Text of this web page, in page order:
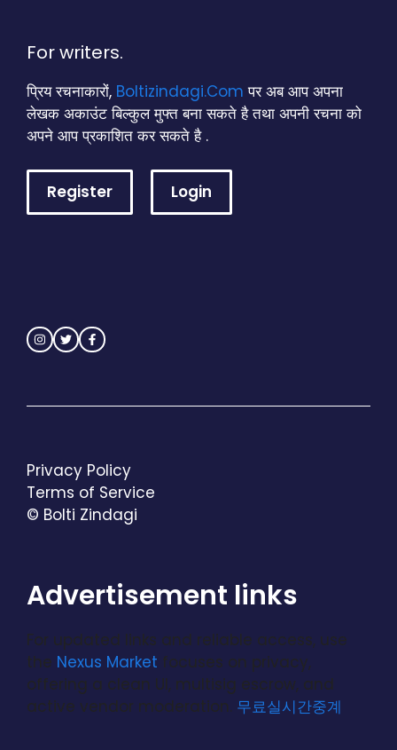
For writers.
प्रिय रचनाकारों, Boltizindagi.Com पर अब आप अपना
लेखक अकाउंट बिल्कुल मुफ्त बना सकते है तथा अपनी रचना को
अपने आप प्रकाशित कर सकते है .
Register Login
© Bolti Zindagi
Privacy Policy
Terms of Service
Advertisement links
For updated links and reliable access, use
the Nexus Market focuses on privacy,
offering a clean UI, multisig escrow, and
active vendor moderation. 무료실시간중계